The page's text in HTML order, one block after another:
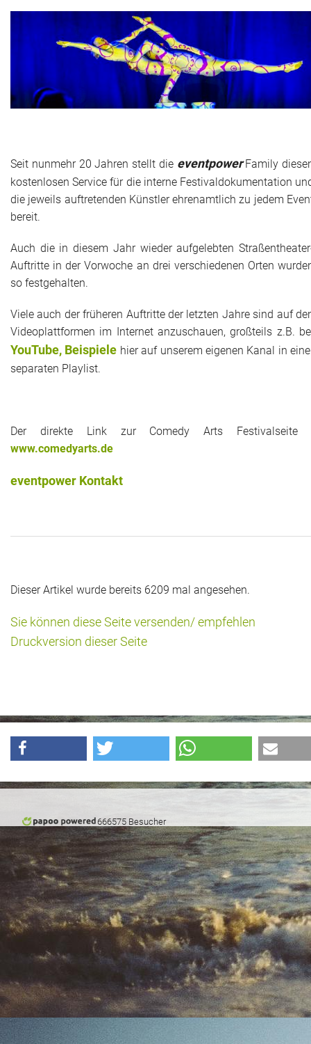
Impressum
Seit nunmehr 20 Jahren stellt die eventpowerFamily
kostenlosen Service für die interne Festivaldokumentation
die jeweils auftretenden Künstler ehrenamtlich zu jedem
bereit.
Auch die in diesem Jahr wieder aufgelebten
Auftritte in der Vorwoche an drei verschiedenen Orten
so festgehalten.
Viele auch der früheren Auftritte der letzten Jahre sind auf
Videoplattformen im Internet anzuschauen, großteils z.B.
YouTube, Beispiele hier auf unserem eigenen Kanal in
separaten Playlist.
Der direkte Link zur Comedy Arts Festivalseite
www.comedyarts.de
eventpower Kontakt
Dieser Artikel wurde bereits 6209 mal angesehen.
Sie können diese Seite versenden/ empfehlen
Druckversion dieser Seite
666575 Besucher